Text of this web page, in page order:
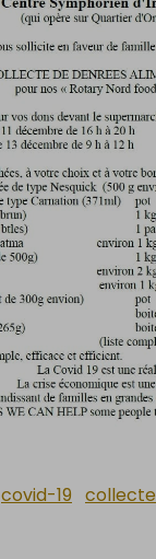
covid-19 collecte